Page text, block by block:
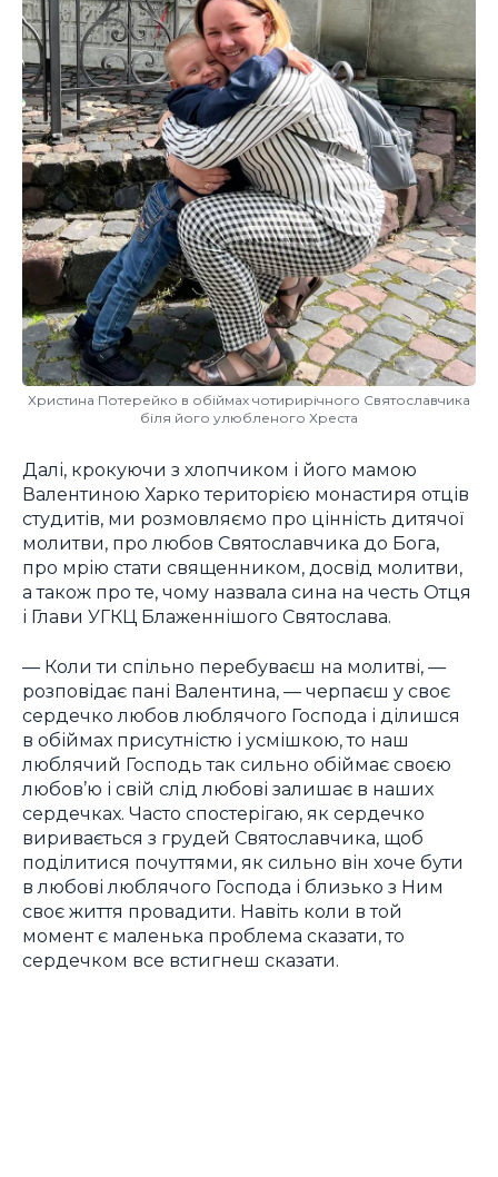
Христина Потерейко в обіймах чотирирічного Святославчика
біля його улюбленого Хреста
Далі, крокуючи з хлопчиком і його мамою
Валентиною Харко територією монастиря отців
студитів, ми розмовляємо про цінність дитячої
молитви, про любов Святославчика до Бога,
про мрію стати священником, досвід молитви,
а також про те, чому назвала сина на честь Отця
і Глави УГКЦ Блаженнішого Святослава.
— Коли ти спільно перебуваєш на молитві, —
розповідає пані Валентина, — черпаєш у своє
сердечко любов люблячого Господа і ділишся
в обіймах присутністю і усмішкою, то наш
люблячий Господь так сильно обіймає своєю
любов’ю і свій слід любові залишає в наших
сердечках. Часто спостерігаю, як сердечко
виривається з грудей Святославчика, щоб
поділитися почуттями, як сильно він хоче бути
в любові люблячого Господа і близько з Ним
своє життя провадити. Навіть коли в той
момент є маленька проблема сказати, то
сердечком все встигнеш сказати.